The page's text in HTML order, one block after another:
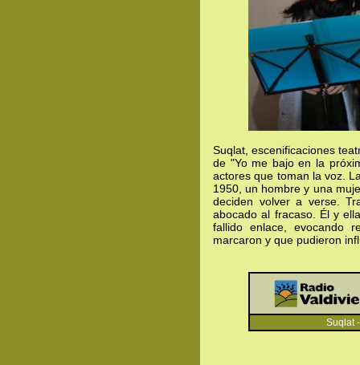
Suqlat, escenificaciones
de "Yo me bajo en la
actores que toman la voz.
1950, un hombre y una
deciden volver a verse.
abocado al fracaso. Él y
fallido enlace, evocando
marcaron y que pudieron
Suqlat -